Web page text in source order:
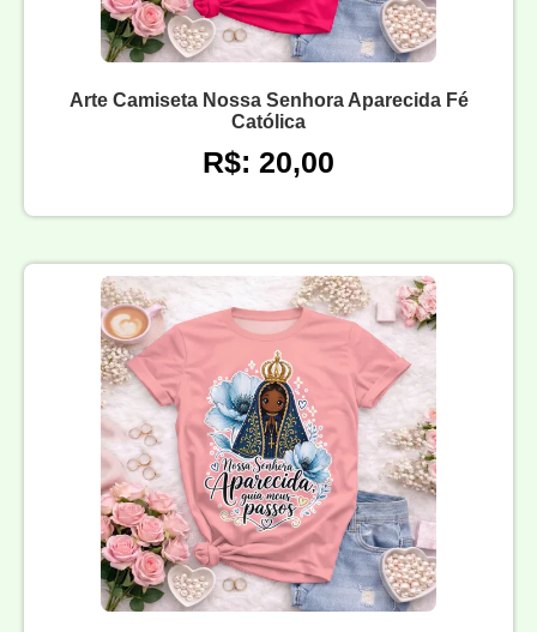
Arte Camiseta Nossa Senhora Aparecida Fé
Católica
R$: 20,00